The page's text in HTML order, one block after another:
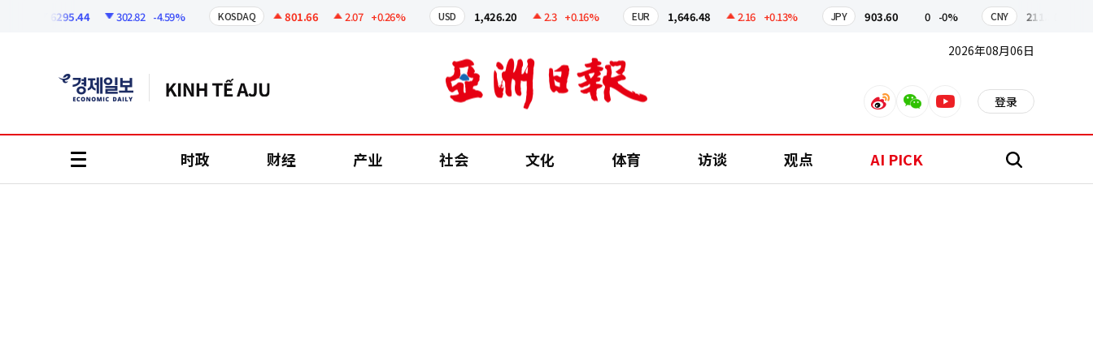
6295.44 302.82 -4.59% KOSDAQ 801.66 2.07 +0.26% USD 1,426.20 2.3 +0.16% EUR 1,646.48 2.16 +0.13% JPY 903.60 -0% CNY 211.30
2026年08月06日
weiboweixinyoutube 登录
时政 财经 产业 社会 文化 体育 访谈 观点 AI PICK 搜